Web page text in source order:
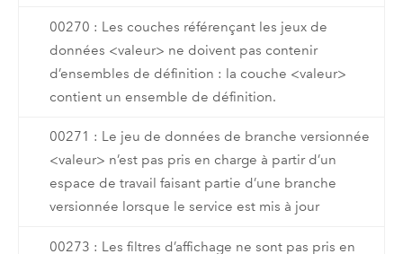
00270 : Les couches référençant les jeux de
données <valeur> ne doivent pas contenir
d’ensembles de définition : la couche <valeur>
contient un ensemble de définition.
00271 : Le jeu de données de branche versionnée
<valeur> n’est pas pris en charge à partir d’un
espace de travail faisant partie d’une branche
versionnée lorsque le service est mis à jour
00273 : Les filtres d’affichage ne sont pas pris en